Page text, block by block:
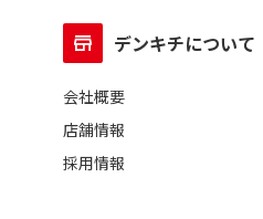
デンキチについて
会社概要
店舗情報
採用情報